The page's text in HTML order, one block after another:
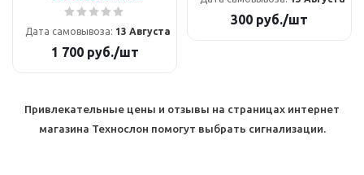
Дата самовывоза: 13 Августа
1 700руб./шт
300 руб./шт
Привлекательные цены и отзывы на страницах интернет
магазина Технослон помогут выбрать сигнализации.